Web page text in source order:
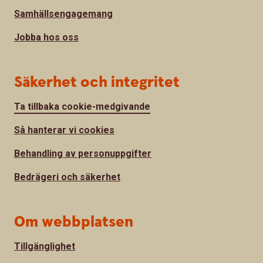
Samhällsengagemang
Jobba hos oss
Säkerhet och integritet
Ta tillbaka cookie-medgivande
Så hanterar vi cookies
Behandling av personuppgifter
Bedrägeri och säkerhet
Om webbplatsen
Tillgänglighet